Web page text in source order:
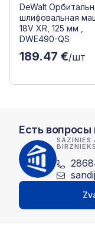
DeWalt
шлифовальная
18V XR, 125 мм ,
DWE490-QS
189.47 €/шт
Есть
SAZINIES